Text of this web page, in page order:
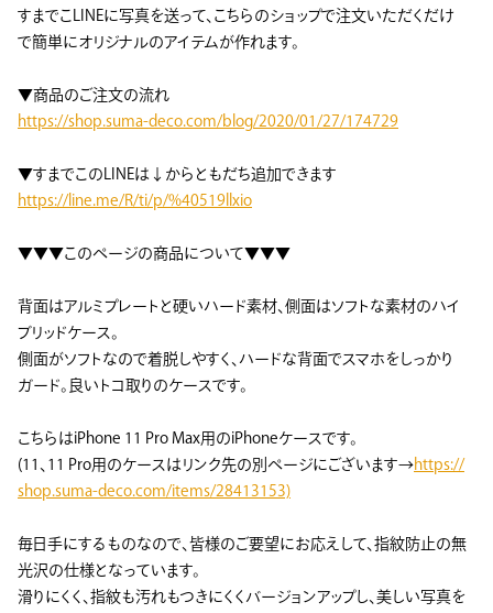
すまでこLINEに写真を送って、こちらのショップで注文いただくだけ
で簡単にオリジナルのアイテムが作れます。
▼商品のご注文の流れ
https://shop.suma-deco.com/blog/2020/01/27/174729
▼すまでこのLINEは↓からともだち追加できます
https://line.me/R/ti/p/%40519llxio
▼▼▼このページの商品について▼▼▼
背面はアルミプレートと硬いハード素材、側面はソフトな素材のハイ
ブリッドケース。
側面がソフトなので着脱しやすく、ハードな背面でスマホをしっかり
ガード。良いトコ取りのケースです。
こちらはiPhone 11 Pro Max用のiPhoneケースです。
(11、11 Pro用のケースはリンク先の別ページにございます→https://
shop.suma-deco.com/items/28413153)
毎日手にするものなので、皆様のご要望にお応えして、指紋防止の無
光沢の仕様となっています。
滑りにくく、指紋も汚れもつきにくくバージョンアップし、美しい写真を